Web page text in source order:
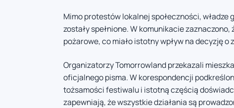
Mimo protestów lokalnej społeczności,
zostały spełnione. W komunikacie
pożarowe, co miało istotny wpływ na decyzję
Organizatorzy Tomorrowland przekazali
oficjalnego pisma. W korespondencji
tożsamości festiwalu i istotną częścią
zapewniają, że wszystkie działania są